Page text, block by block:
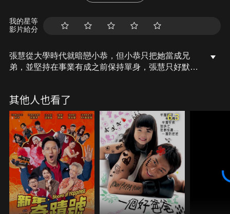
我的星等
影片給分
張慧從大學時代就暗戀小恭，但小恭只把她當成兄
弟，並堅持在事業有成之前保持單身，張慧只好默默
擊，找來多年閨蜜「撒嬌女王」阮美獻策和長江以南
最強撒嬌天團相助，靠著她們的「伎倆」張慧能成功
搶回所愛之人嗎？
其他人也看了
6.3